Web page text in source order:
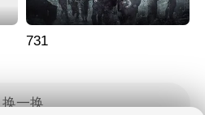
731
换一换